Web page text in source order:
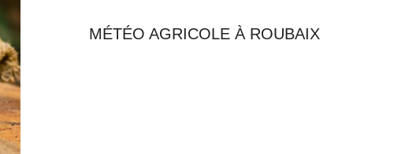
MÉTÉO AGRICOLE À ROUBAIX